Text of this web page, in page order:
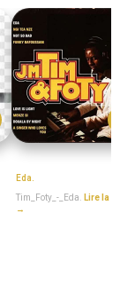
Eda.
Tim_Foty_-_Eda. Lire la
→